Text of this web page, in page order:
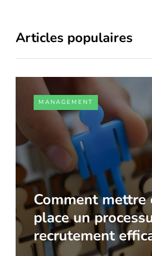
Articles populaires
MANAGEMENT
Comment mettre
place un
recrutement